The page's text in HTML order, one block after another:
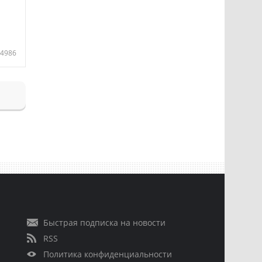
4986
Быстрая подписка на новости
RSS
Политика конфиденциальности